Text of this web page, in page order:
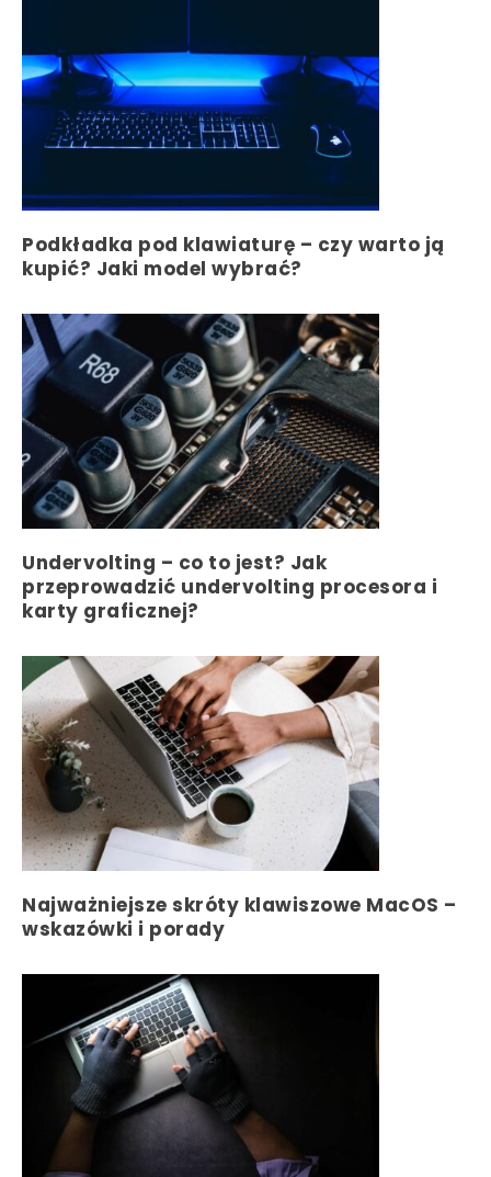
Podkładka pod klawiaturę – czy warto ją
kupić? Jaki model wybrać?
Undervolting – co to jest? Jak
przeprowadzić undervolting procesora i
karty graficznej?
Najważniejsze skróty klawiszowe MacOS –
wskazówki i porady